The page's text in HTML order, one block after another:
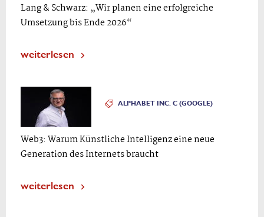
Lang & Schwarz: „Wir planen eine erfolgreiche
Umsetzung bis Ende 2026“
weiterlesen
ALPHABET INC. C (GOOGLE)
Web3: Warum Künstliche Intelligenz eine neue
Generation des Internets braucht
weiterlesen